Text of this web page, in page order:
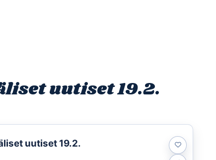
uutiset 19.2.
uutiset 19.2.